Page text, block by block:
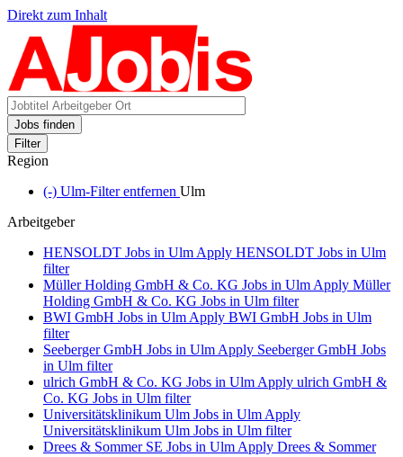
Direkt zum Inhalt
Jobs finden
Filter
Region
(-) Ulm-Filter entfernen Ulm
Arbeitgeber
HENSOLDT Jobs in Ulm Apply HENSOLDT Jobs in Ulm
filter
Müller Holding GmbH & Co. KG Jobs in Ulm Apply Müller
Holding GmbH & Co. KG Jobs in Ulm filter
BWI GmbH Jobs in Ulm Apply BWI GmbH Jobs in Ulm
filter
Seeberger GmbH Jobs in Ulm Apply Seeberger GmbH Jobs
in Ulm filter
ulrich GmbH & Co. KG Jobs in Ulm Apply ulrich GmbH &
Co. KG Jobs in Ulm filter
Universitätsklinikum Ulm Jobs in Ulm Apply
Universitätsklinikum Ulm Jobs in Ulm filter
Drees & Sommer SE Jobs in Ulm Apply Drees & Sommer